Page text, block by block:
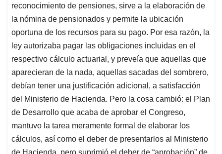
reconocimiento de pensiones, sirve a la elaboración de
la nómina de pensionados y permite la ubicación
oportuna de los recursos para su pago. Por esa razón, la
ley autorizaba pagar las obligaciones incluidas en el
respectivo cálculo actuarial, y preveía que aquellas que
aparecieran de la nada, aquellas sacadas del sombrero,
debían tener una justificación adicional, a satisfacción
del Ministerio de Hacienda. Pero la cosa cambió: el Plan
de Desarrollo que acaba de aprobar el Congreso,
mantuvo la tarea meramente formal de elaborar los
cálculos, así como el deber de presentarlos al Ministerio